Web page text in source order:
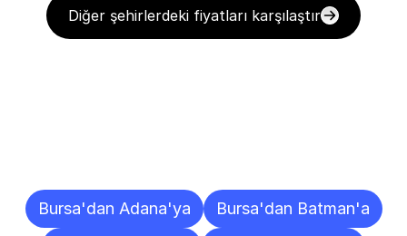
Diğer şehirlerdeki fiyatları karşılaştır
Bursa'dan Adana'ya
Bursa'dan Batman'a